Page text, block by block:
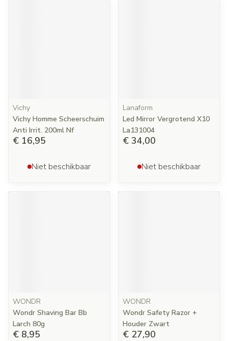
Vichy
Vichy Homme Scheerschuim
Anti Irrit. 200ml Nf
€ 16,95
Niet beschikbaar
Lanaform
Led Mirror Vergrotend X10
La131004
€ 34,00
Niet beschikbaar
WONDR
Wondr Shaving Bar Bb
Larch 80g
€ 8,95
WONDR
Wondr Safety Razor +
Houder Zwart
€ 27,90